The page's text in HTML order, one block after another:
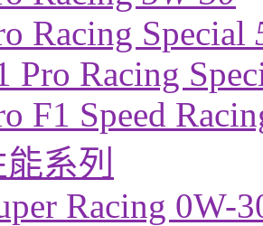
Racing Special
Pro Racing
F1 Speed
系列
Racing 0W-